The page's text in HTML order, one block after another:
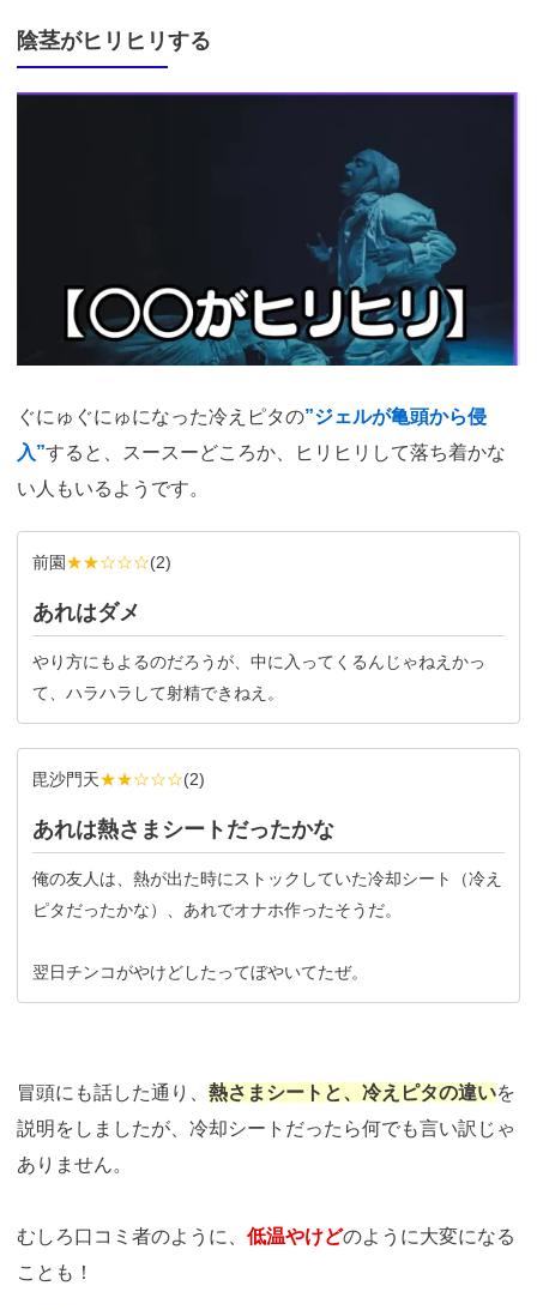
陰茎がヒリヒリする
ぐにゅぐにゅになった冷えピタの”ジェルが亀頭から侵
入”すると、スースーどころか、ヒリヒリして落ち着かな
い人もいるようです。
前園★★☆☆☆(2)
あれはダメ
やり方にもよるのだろうが、中に入ってくるんじゃねえかっ
て、ハラハラして射精できねえ。
毘沙門天★★☆☆☆(2)
あれは熱さまシートだったかな
俺の友人は、熱が出た時にストックしていた冷却シート（冷え
ピタだったかな）、あれでオナホ作ったそうだ。
翌日チンコがやけどしたってぼやいてたぜ。
冒頭にも話した通り、 熱さまシートと、冷えピタの違いを
説明をしましたが、冷却シートだったら何でも言い訳じゃ
ありません。
むしろ口コミ者のように、 低温やけどのように大変になる
ことも！